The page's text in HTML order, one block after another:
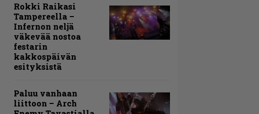
Rokki Raikasi
Tampereella –
Infernon neljä
väkevää nostoa
festarin
kakkospäivän
esityksistä
Paluu vanhaan
liittoon – Arch